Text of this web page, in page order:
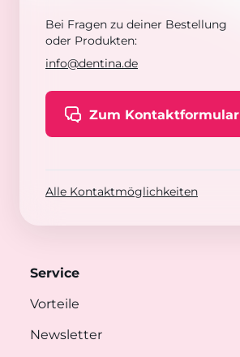
Bei Fragen zu deiner Bestellung
oder Produkten:
info@dentina.de
Zum Kontaktformular
Alle Kontaktmöglichkeiten
Service
Vorteile
Newsletter